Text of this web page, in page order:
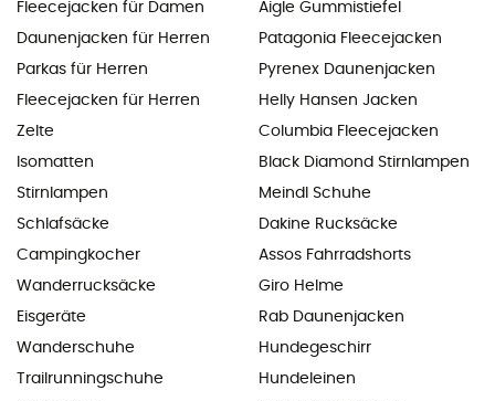
Fleecejacken für Damen
Daunenjacken für Herren
Parkas für Herren
Fleecejacken für Herren
Zelte
Isomatten
Stirnlampen
Schlafsäcke
Campingkocher
Wanderrucksäcke
Eisgeräte
Wanderschuhe
Trailrunningschuhe
Aigle Gummistiefel
Patagonia Fleecejacken
Pyrenex Daunenjacken
Helly Hansen Jacken
Columbia Fleecejacken
Black Diamond Stirnlampen
Meindl Schuhe
Dakine Rucksäcke
Assos Fahrradshorts
Giro Helme
Rab Daunenjacken
Hundegeschirr
Hundeleinen